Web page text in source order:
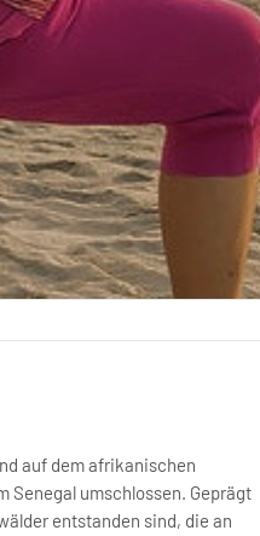
auf dem afrikanischen
Senegal umschlossen. Geprägt
entstanden sind, die an